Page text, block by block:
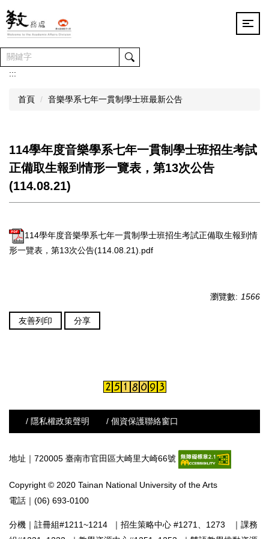
跳
到
主
要
內
容
:::
首頁 音樂學系七年一貫制學士班最新公告
114學年度音樂學系七年一貫制學士班招生考試
正備取生報到情形一覽表，第13次公告
(114.08.21)
114學年度音樂學系七年一貫制學士班招生考試正備取生報到情
形一覽表，第13次公告(114.08.21).pdf
瀏覽數: 1566
友善列印 分享
/ 隱私權政策聲明 / 個資保護聯絡窗口
地址｜720005 臺南市官田區大崎里大崎66號
Copyright © 2020 Tainan National University of the Arts
電話｜(06) 693-0100
分機｜ 註冊組#1211~1214 ｜ 招生策略中心 #1271、1273 ｜ 課務